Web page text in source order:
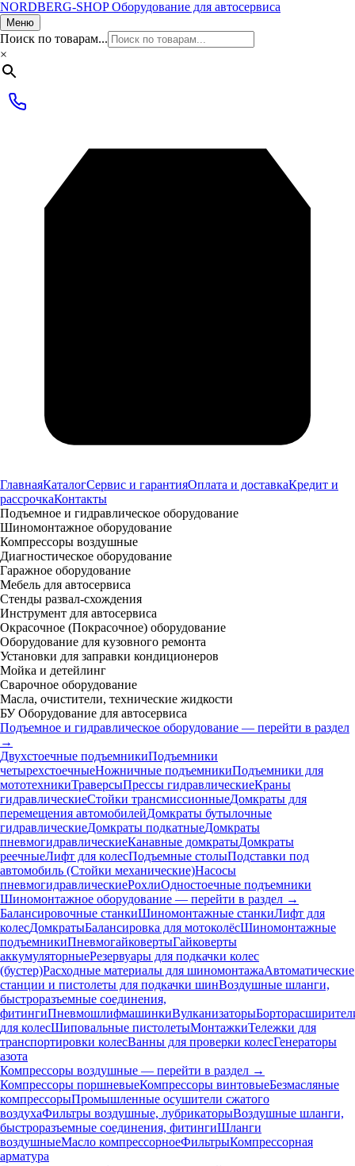
NORDBERG-SHOP Оборудование для автосервиса
Меню
Поиск по товарам...
×
ГлавнаяКаталогСервис и гарантияОплата и доставкаКредит и
рассрочкаКонтакты
Подъемное и гидравлическое оборудование
Шиномонтажное оборудование
Компрессоры воздушные
Диагностическое оборудование
Гаражное оборудование
Мебель для автосервиса
Стенды развал-схождения
Инструмент для автосервиса
Окрасочное (Покрасочное) оборудование
Оборудование для кузовного ремонта
Установки для заправки кондиционеров
Мойка и детейлинг
Сварочное оборудование
Масла, очистители, технические жидкости
БУ Оборудование для автосервиса
Подъемное и гидравлическое оборудование — перейти в раздел
→
Двухстоечные подъемникиПодъемники
четырехстоечныеНожничные подъемникиПодъемники для
мототехникиТраверсыПрессы гидравлическиеКраны
гидравлическиеСтойки трансмиссионныеДомкраты для
перемещения автомобилейДомкраты бутылочные
гидравлическиеДомкраты подкатныеДомкраты
пневмогидравлическиеКанавные домкратыДомкраты
реечныеЛифт для колесПодъемные столыПодставки под
автомобиль (Стойки механические)Насосы
пневмогидравлическиеРохлиОдностоечные подъемники
Шиномонтажное оборудование — перейти в раздел →
Балансировочные станкиШиномонтажные станкиЛифт для
колесДомкратыБалансировка для мотоколёсШиномонтажные
подъемникиПневмогайковертыГайковерты
аккумуляторныеРезервуары для подкачки колес
(бустер)Расходные материалы для шиномонтажаАвтоматические
станции и пистолеты для подкачки шинВоздушные шланги,
быстроразъемные соединения,
фитингиПневмошлифмашинкиВулканизаторы
для колесШиповальные пистолетыМонтажкиТележки для
транспортировки колесВанны для проверки колесГенераторы
азота
Компрессоры воздушные — перейти в раздел →
Компрессоры поршневыеКомпрессоры винтовыеБезмасляные
компрессорыПромышленные осушители сжатого
воздухаФильтры воздушные, лубрикаторыВоздушные шланги,
быстроразъемные соединения, фитингиШланги
воздушныеМасло компрессорноеФильтрыКомпрессорная
арматура